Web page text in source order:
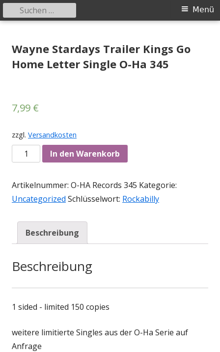
zum
Primäres
Menü
Suchen
nach:
Wayne Stardays Trailer Kings Go
Home Letter Single O-Ha 345
7,99 €
zzgl. Versandkosten
Anzahl In den Warenkorb
Artikelnummer: O-HA Records 345 Kategorie:
Uncategorized Schlüsselwort: Rockabilly
Beschreibung
Beschreibung
1 sided - limited 150 copies
weitere limitierte Singles aus der O-Ha Serie auf
Anfrage